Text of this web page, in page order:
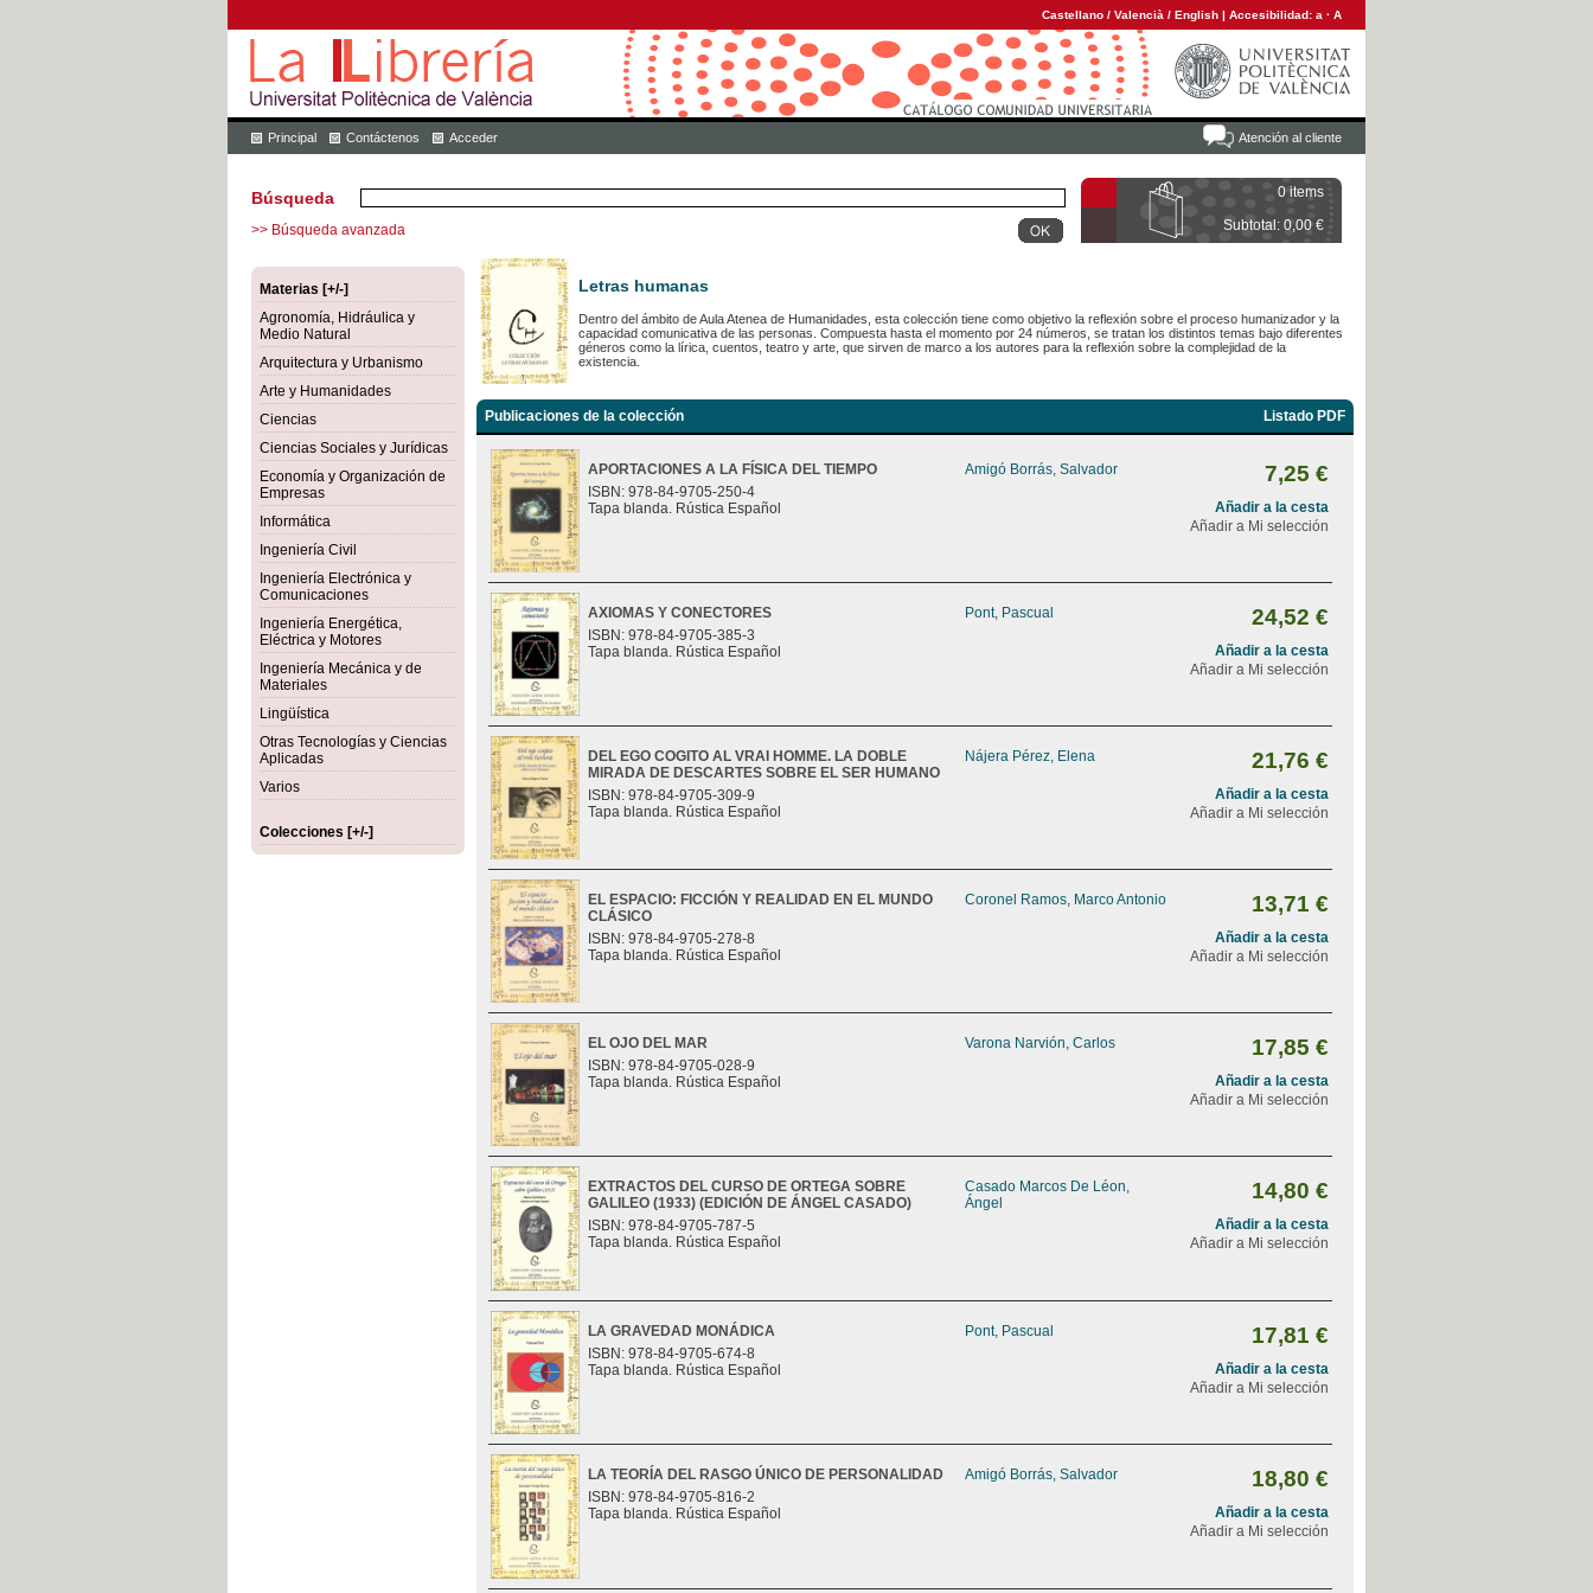
Castellano / Valencià / English | Accesibilidad: a · A
Atención al cliente
Principal Contáctenos Acceder
0 items
Subtotal: 0,00 €
Búsqueda
>> Búsqueda avanzada
Materias [+/-]
Agronomía, Hidráulica y
Medio Natural
Arquitectura y Urbanismo
Arte y Humanidades
Ciencias
Ciencias Sociales y Jurídicas
Economía y Organización de
Empresas
Informática
Ingeniería Civil
Ingeniería Electrónica y
Comunicaciones
Ingeniería Energética,
Eléctrica y Motores
Ingeniería Mecánica y de
Materiales
Lingüística
Otras Tecnologías y Ciencias
Aplicadas
Varios
Colecciones [+/-]
Letras humanas
Dentro del ámbito de Aula Atenea de Humanidades, esta colección tiene como objetivo la reflexión sobre el proceso humanizador y la
capacidad comunicativa de las personas. Compuesta hasta el momento por 24 números, se tratan los distintos temas bajo diferentes
géneros como la lírica, cuentos, teatro y arte, que sirven de marco a los autores para la reflexión sobre la complejidad de la
existencia.
Publicaciones de la colección Listado PDF
APORTACIONES A LA FÍSICA DEL TIEMPO
ISBN: 978-84-9705-250-4
Tapa blanda. Rústica Español
Amigó Borrás, Salvador 7,25 €
Añadir a la cesta
Añadir a Mi selección
AXIOMAS Y CONECTORES
ISBN: 978-84-9705-385-3
Tapa blanda. Rústica Español
Pont, Pascual 24,52 €
Añadir a la cesta
Añadir a Mi selección
DEL EGO COGITO AL VRAI HOMME. LA DOBLE
MIRADA DE DESCARTES SOBRE EL SER HUMANO
ISBN: 978-84-9705-309-9
Tapa blanda. Rústica Español
Nájera Pérez, Elena 21,76 €
Añadir a la cesta
Añadir a Mi selección
EL ESPACIO: FICCIÓN Y REALIDAD EN EL MUNDO
CLÁSICO
ISBN: 978-84-9705-278-8
Tapa blanda. Rústica Español
Coronel Ramos, Marco Antonio 13,71 €
Añadir a la cesta
Añadir a Mi selección
EL OJO DEL MAR
ISBN: 978-84-9705-028-9
Tapa blanda. Rústica Español
Varona Narvión, Carlos 17,85 €
Añadir a la cesta
Añadir a Mi selección
EXTRACTOS DEL CURSO DE ORTEGA SOBRE
GALILEO (1933) (EDICIÓN DE ÁNGEL CASADO)
ISBN: 978-84-9705-787-5
Tapa blanda. Rústica Español
Casado Marcos De Léon,
Ángel
14,80 €
Añadir a la cesta
Añadir a Mi selección
LA GRAVEDAD MONÁDICA
ISBN: 978-84-9705-674-8
Tapa blanda. Rústica Español
Pont, Pascual 17,81 €
Añadir a la cesta
Añadir a Mi selección
LA TEORÍA DEL RASGO ÚNICO DE PERSONALIDAD
ISBN: 978-84-9705-816-2
Tapa blanda. Rústica Español
Amigó Borrás, Salvador 18,80 €
Añadir a la cesta
Añadir a Mi selección